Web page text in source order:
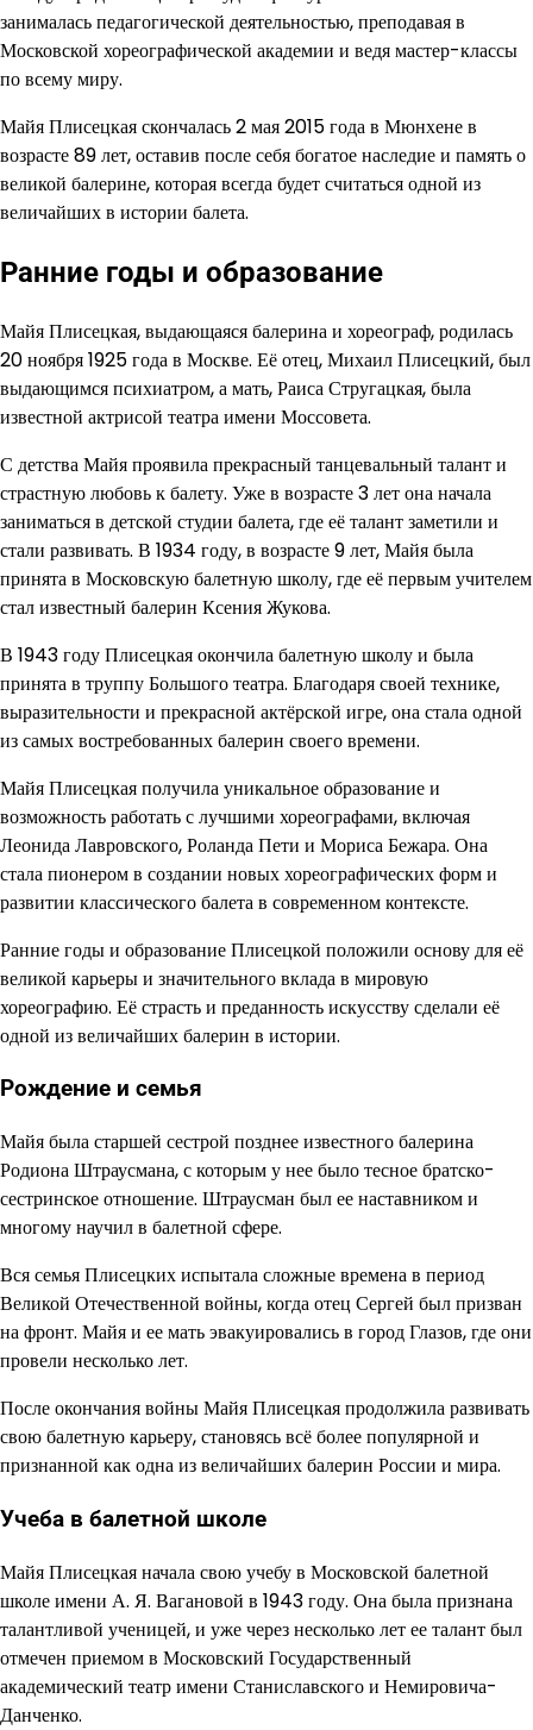
занималась педагогической деятельностью, преподавая в
Московской хореографической академии и ведя мастер-классы
по всему миру.
Майя Плисецкая скончалась 2 мая 2015 года в Мюнхене в
возрасте 89 лет, оставив после себя богатое наследие и память о
великой балерине, которая всегда будет считаться одной из
величайших в истории балета.
Ранние годы и образование
Майя Плисецкая, выдающаяся балерина и хореограф, родилась
20 ноября 1925 года в Москве. Её отец, Михаил Плисецкий, был
выдающимся психиатром, а мать, Раиса Стругацкая, была
известной актрисой театра имени Моссовета.
С детства Майя проявила прекрасный танцевальный талант и
страстную любовь к балету. Уже в возрасте 3 лет она начала
заниматься в детской студии балета, где её талант заметили и
стали развивать. В 1934 году, в возрасте 9 лет, Майя была
принята в Московскую балетную школу, где её первым учителем
стал известный балерин Ксения Жукова.
В 1943 году Плисецкая окончила балетную школу и была
принята в труппу Большого театра. Благодаря своей технике,
выразительности и прекрасной актёрской игре, она стала одной
из самых востребованных балерин своего времени.
Майя Плисецкая получила уникальное образование и
возможность работать с лучшими хореографами, включая
Леонида Лавровского, Роланда Пети и Мориса Бежара. Она
стала пионером в создании новых хореографических форм и
развитии классического балета в современном контексте.
Ранние годы и образование Плисецкой положили основу для её
великой карьеры и значительного вклада в мировую
хореографию. Её страсть и преданность искусству сделали её
одной из величайших балерин в истории.
Рождение и семья
Майя была старшей сестрой позднее известного балерина
Родиона Штраусмана, с которым у нее было тесное братско-
сестринское отношение. Штраусман был ее наставником и
многому научил в балетной сфере.
Вся семья Плисецких испытала сложные времена в период
Великой Отечественной войны, когда отец Сергей был призван
на фронт. Майя и ее мать эвакуировались в город Глазов, где они
провели несколько лет.
После окончания войны Майя Плисецкая продолжила развивать
свою балетную карьеру, становясь всё более популярной и
признанной как одна из величайших балерин России и мира.
Учеба в балетной школе
Майя Плисецкая начала свою учебу в Московской балетной
школе имени А. Я. Вагановой в 1943 году. Она была признана
талантливой ученицей, и уже через несколько лет ее талант был
отмечен приемом в Московский Государственный
академический театр имени Станиславского и Немировича-
Данченко.